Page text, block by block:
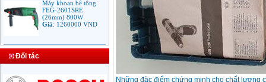
FEG-2601SRE
(26mm) 800W
Giá:1260000VND
Bảng giá mũi khoan
Giá:330000VND
Đối tác
Những đặc điểm chứng minh cho chất lượng